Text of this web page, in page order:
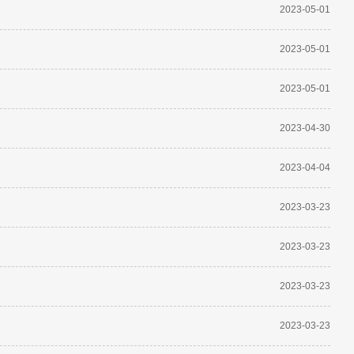
2023-05-01
2023-05-01
2023-05-01
2023-04-30
2023-04-04
2023-03-23
2023-03-23
2023-03-23
2023-03-23